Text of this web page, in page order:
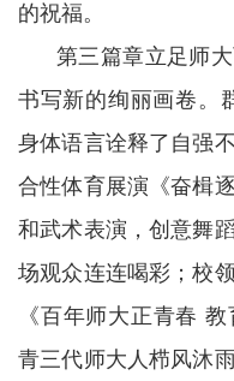
的祝福。
第三篇章立足师
书写新的绚丽画卷。
身体语言诠释了自强
合性体育展演《奋楫
和武术表演，创意舞
场观众连连喝彩；校
《百年师大正青春
青三代师大人栉风沐